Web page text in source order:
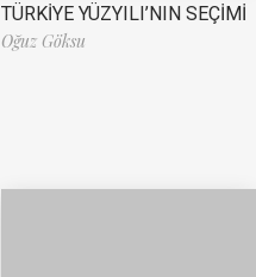
TÜRKİYE YÜZYILI’NIN SEÇİMİ
Oğuz Göksu